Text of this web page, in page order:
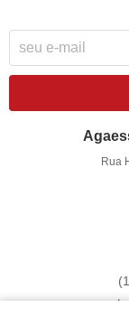
Rua